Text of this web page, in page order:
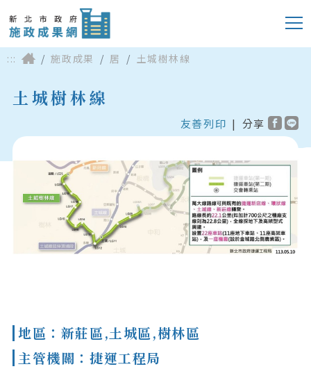
::: 施政成果 居 土城樹林線
土城樹林線
友善列印 | 分享
地區：新莊區,土城區,樹林區
主管機關：捷運工程局